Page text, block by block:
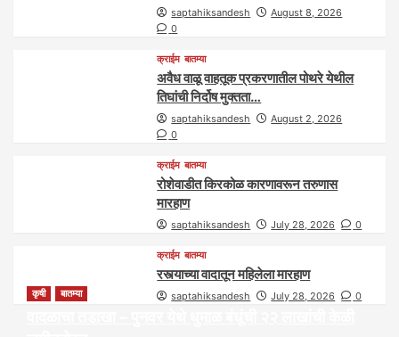
saptahiksandesh
August 8, 2026
0
क्राईम बातम्या
अवैध वाळू वाहतूक प्रकरणातील पोथरे येथील
तिघांची निर्दोष मुक्तता…
saptahiksandesh
August 2, 2026
0
क्राईम बातम्या
रोशेवाडीत किरकोळ कारणावरून तरुणास
मारहाण
saptahiksandesh July 28, 2026 0
क्राईम बातम्या
रस्त्याच्या वादातून महिलेला मारहाण
saptahiksandesh July 28, 2026 0
कृषी बातम्या